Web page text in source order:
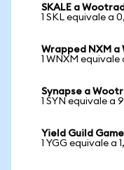
SKALE a
1 SKL equivale a
Wrapped NXM
1 WNXM equivale
Synapse a
1 SYN equivale a
Yield Guild
1 YGG equivale a